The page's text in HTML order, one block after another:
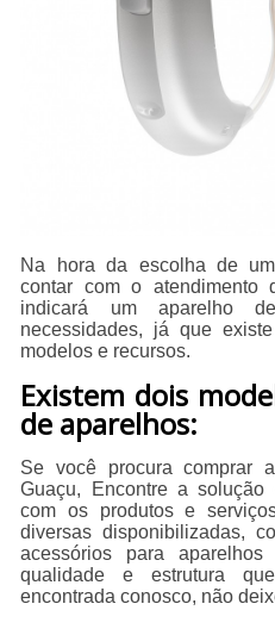
Na hora da escolha de
contar com o atendimento
indicará um aparelho
necessidades, já que
modelos e recursos.
Existem dois
de aparelhos:
Se você procura comprar
Guaçu, Encontre a
com os produtos e
diversas disponibilizadas,
acessórios para
qualidade e estrutura
encontrada conosco, não